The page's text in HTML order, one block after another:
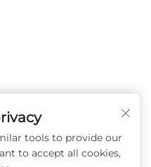
tools to provide our
to accept all cookies,